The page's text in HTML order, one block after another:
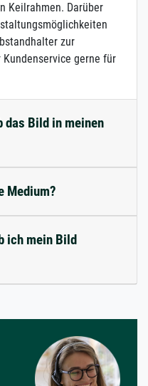
Keilrahmen. Darüber
zur
gerne für
das Bild in meinen
Medium?
ich mein Bild